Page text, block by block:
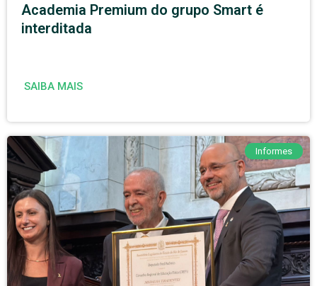
Academia Premium do grupo Smart é
interditada
SAIBA MAIS
Informes